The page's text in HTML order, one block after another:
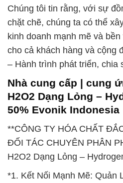
Chúng tôi tin rằng, với sự
chặt chẽ, chúng ta có thể
kinh doanh mạnh mẽ và
cho cả khách hàng và cộng
– Hành trình phát triển, chia
Nhà cung cấp | cung
H2O2 Dạng Lỏng –
50% Evonik Indonesia
**CÔNG TY HÓA CHẤT
ĐỐI TÁC CHUYÊN PHÂN
H2O2 Dạng Lỏng –
*1. Kết Nối Mạnh Mẽ: Quản